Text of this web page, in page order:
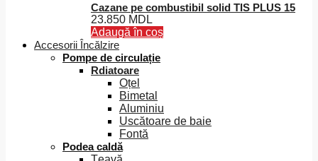
Cazane pe combustibil solid TIS PLUS 15
23.850 MDL
Adaugă în coș
Accesorii Încălzire
Pompe de circulație
Rdiatoare
Oțel
Bimetal
Aluminiu
Uscătoare de baie
Fontă
Podea caldă